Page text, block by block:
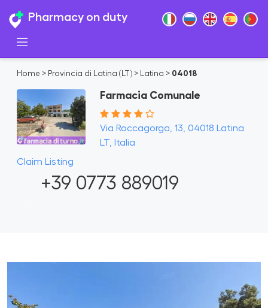
Pharmacy on duty
Home > Provincia di Latina (LT) > Latina > 04018
Farmacia Comunale
Via Roccagorga, 13, 04018 Latina
LT, Italia
Claim Listing
+39 0773 889019